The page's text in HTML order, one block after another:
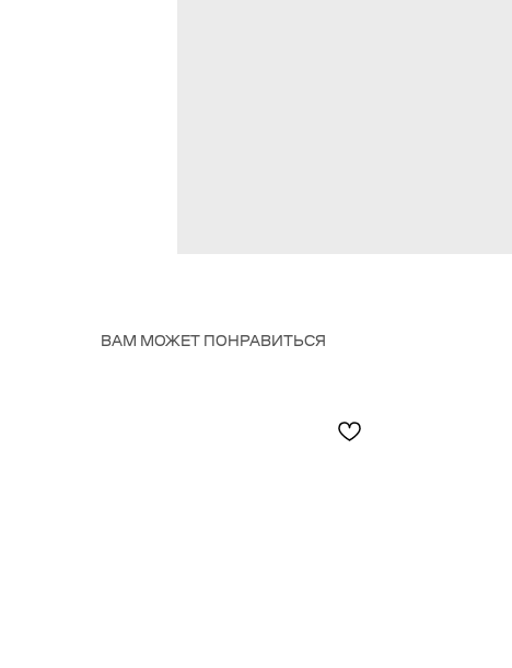
ВАМ МОЖЕТ ПОНРАВИТЬСЯ